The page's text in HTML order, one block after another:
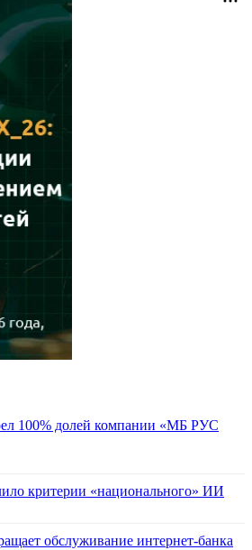
100% долей компании «МБ РУС
критерии «национального» ИИ
обслуживание интернет-банка